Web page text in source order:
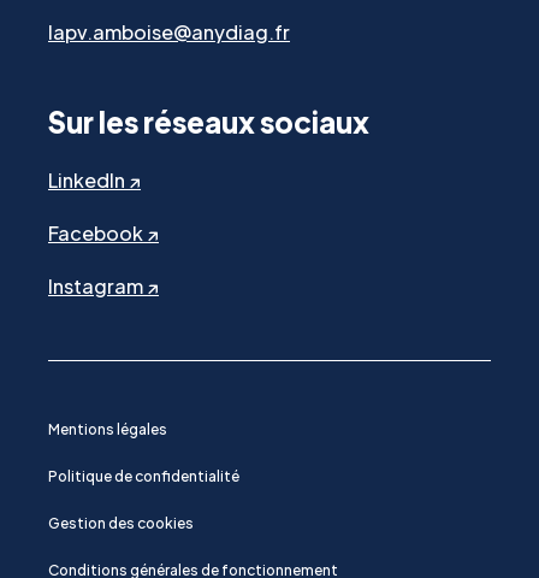
lapv.amboise@anydiag.fr
Sur les réseaux sociaux
LinkedIn ↗
Facebook ↗
Instagram ↗
Mentions légales
Politique de confidentialité
Gestion des cookies
Conditions générales de fonctionnement